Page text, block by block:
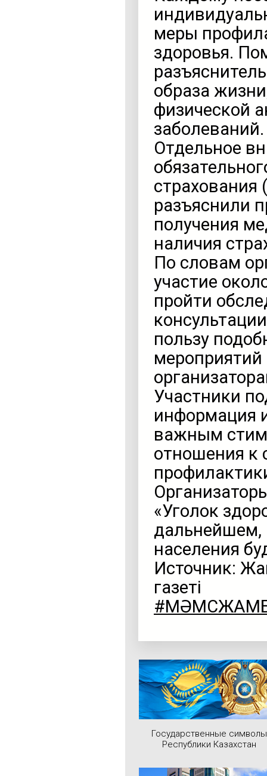
меры
здоровья.
образа
физической
заболеваний.
Отдельное
разъяснили
получения
наличия
По словам
участие
пройти
пользу
Участники
информация
важным
отношения к
«Уголок
дальнейшем,
населения
Источник:
газеті
Государственные символы
Республики Казахстан